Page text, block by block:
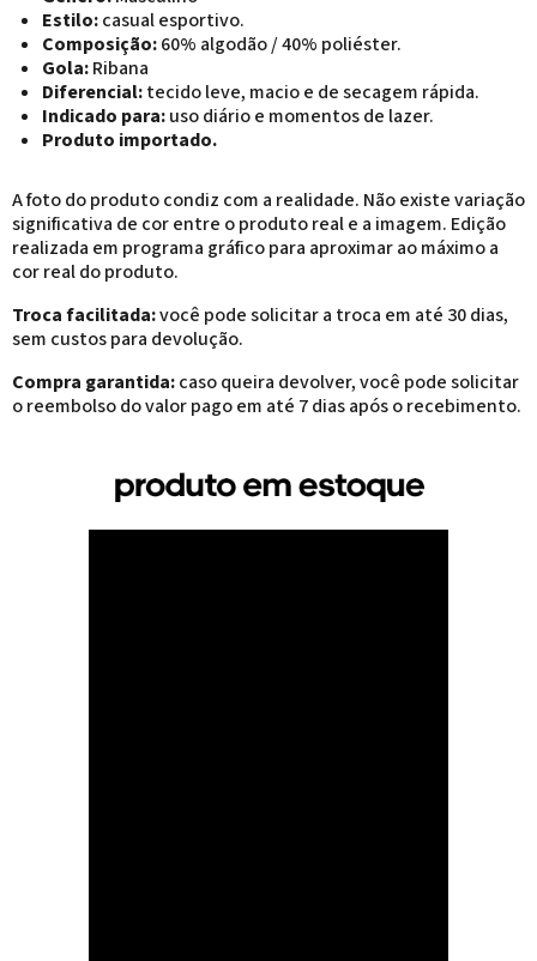
Estilo:casual esportivo.
Composição:60% algodão / 40% poliéster.
Gola:Ribana
Diferencial:tecido leve, macio e de secagem rápida.
Indicado para:uso diário e momentos de lazer.
Produto importado.
A foto do produto condiz com a realidade. Não existe variação
significativa de cor entre o produto real e a imagem. Edição
realizada em programa gráfico para aproximar ao máximo a
cor real do produto.
Troca facilitada:você pode solicitar a troca em até 30 dias,
sem custos para devolução.
Compra garantida:caso queira devolver, você pode solicitar
o reembolso do valor pago em até 7 dias após o recebimento.